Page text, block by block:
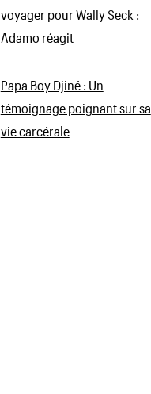
voyager pour Wally Seck :
Adamo réagit
Papa Boy Djiné : Un
témoignage poignant sur sa
vie carcérale